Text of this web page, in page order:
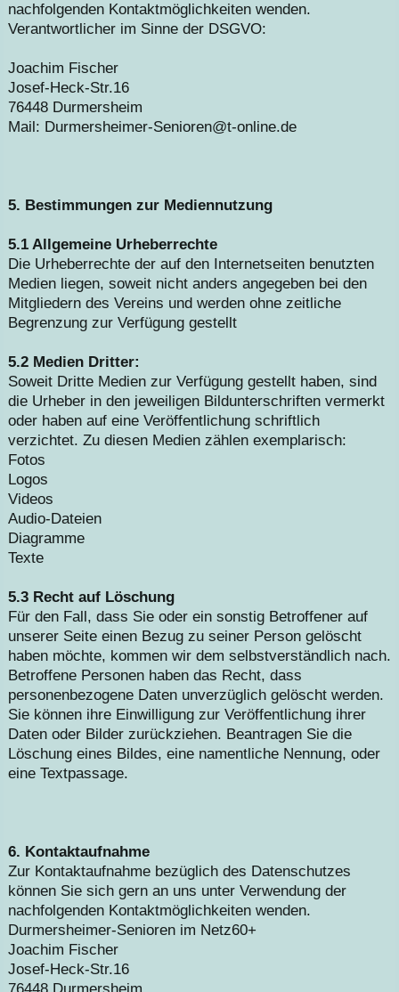
nachfolgenden Kontaktmöglichkeiten wenden.
Verantwortlicher im Sinne der DSGVO:
Joachim Fischer
Josef-Heck-Str.16
76448 Durmersheim
Mail: Durmersheimer-Senioren@t-online.de
5. Bestimmungen zur Mediennutzung
5.1 Allgemeine Urheberrechte
Die Urheberrechte der auf den Internetseiten benutzten
Medien liegen, soweit nicht anders angegeben bei den
Mitgliedern des Vereins und werden ohne zeitliche
Begrenzung zur Verfügung gestellt
5.2 Medien Dritter:
Soweit Dritte Medien zur Verfügung gestellt haben, sind
die Urheber in den jeweiligen Bildunterschriften vermerkt
oder haben auf eine Veröffentlichung schriftlich
verzichtet. Zu diesen Medien zählen exemplarisch:
Fotos
Logos
Videos
Audio-Dateien
Diagramme
Texte
5.3 Recht auf Löschung
Für den Fall, dass Sie oder ein sonstig Betroffener auf
unserer Seite einen Bezug zu seiner Person gelöscht
haben möchte, kommen wir dem selbstverständlich nach.
Betroffene Personen haben das Recht, dass
personenbezogene Daten unverzüglich gelöscht werden.
Sie können ihre Einwilligung zur Veröffentlichung ihrer
Daten oder Bilder zurückziehen. Beantragen Sie die
Löschung eines Bildes, eine namentliche Nennung, oder
eine Textpassage.
6. Kontaktaufnahme
Zur Kontaktaufnahme bezüglich des Datenschutzes
können Sie sich gern an uns unter Verwendung der
nachfolgenden Kontaktmöglichkeiten wenden.
Durmersheimer-Senioren im Netz60+
Joachim Fischer
Josef-Heck-Str.16